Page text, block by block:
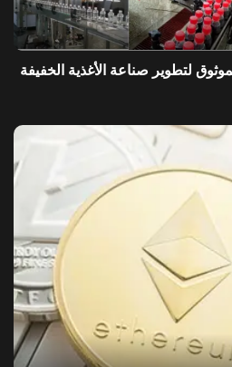
لتطوير صناعة الأغذية الخفيفة